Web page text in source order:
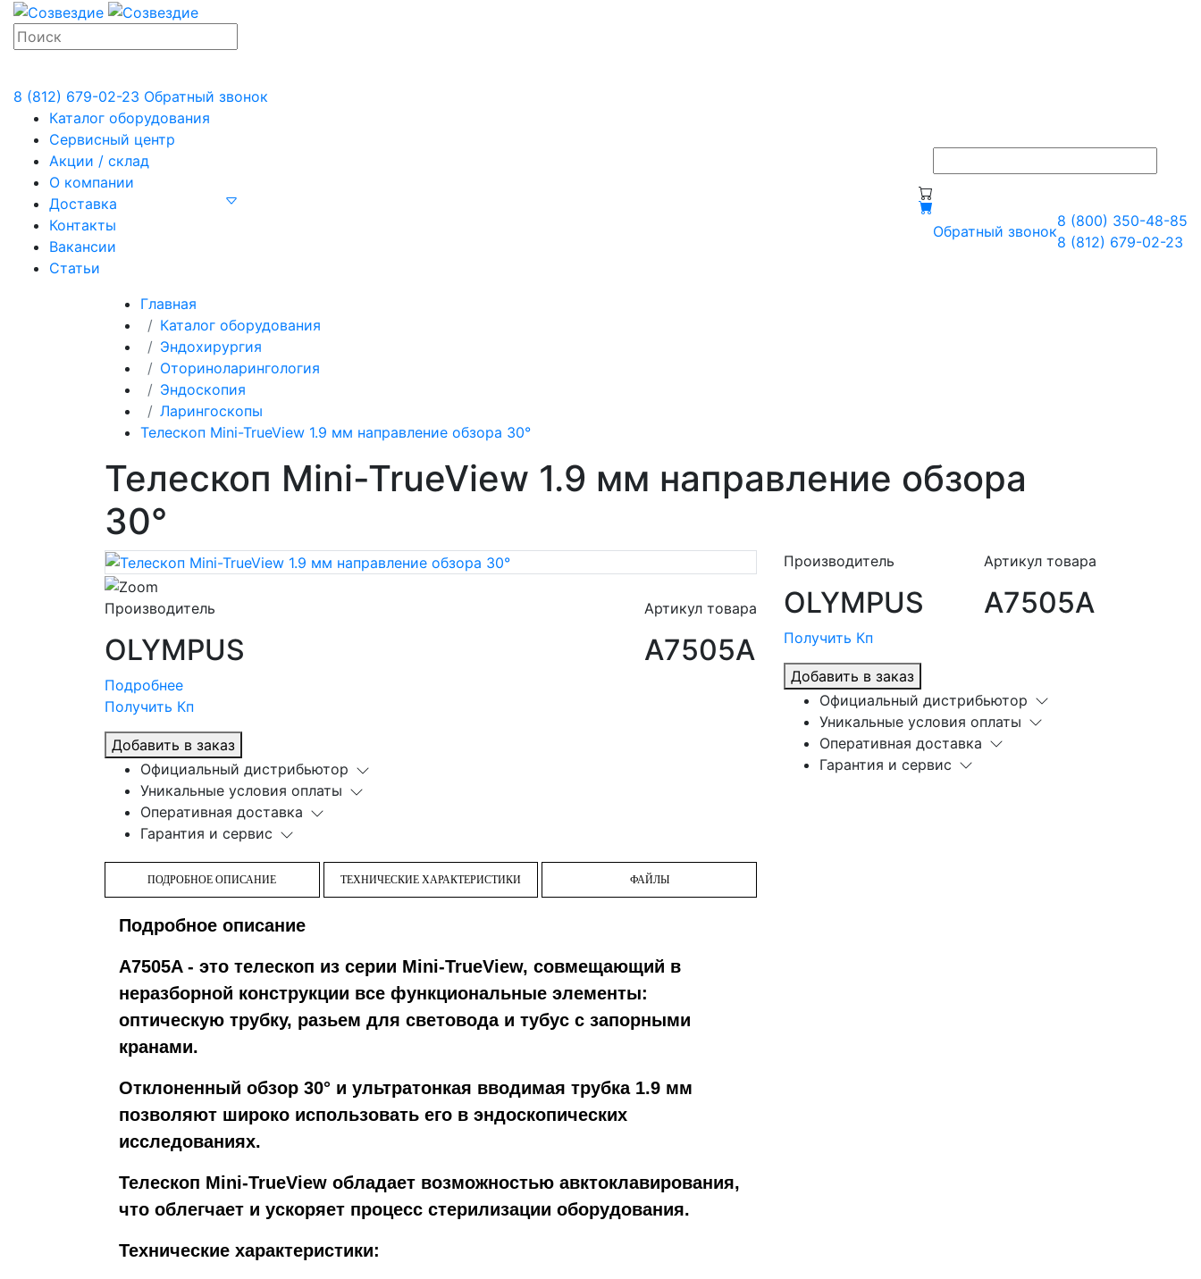
8 (812) 679-02-23 Обратный звонок
Каталог оборудования
Сервисный центр
Акции / склад
О компании
Доставка
Контакты
Вакансии
Статьи
Обратный звонок
8 (800) 350-48-85
8 (812) 679-02-23
Главная
Каталог оборудования
Эндохирургия
Оториноларингология
Эндоскопия
Ларингоскопы
Телескоп Mini-TrueView 1.9 мм направление обзора 30°
Телескоп Mini-TrueView 1.9 мм направление обзора
30°
Производитель
OLYMPUS
Артикул товара
A7505A
Подробнее
Получить Кп
Добавить в заказ
Официальный дистрибьютор
Уникальные условия оплаты
Оперативная доставка
Гарантия и сервис
ПОДРОБНОЕ ОПИСАНИЕ ТЕХНИЧЕСКИЕ ХАРАКТЕРИСТИКИ ФАЙЛЫ
Подробное описание
A7505A - это телескоп из серии Mini-TrueView, совмещающий в
неразборной конструкции все функциональные элементы:
оптическую трубку, разьем для световода и тубус с запорными
кранами.
Отклоненный обзор 30° и ультратонкая вводимая трубка 1.9 мм
позволяют широко использовать его в эндоскопических
исследованиях.
Телескоп Mini-TrueView обладает возможностью авктоклавирования,
что облегчает и ускоряет процесс стерилизации оборудования.
Технические характеристики:
Производитель
OLYMPUS
Артикул товара
A7505A
Получить Кп
Добавить в заказ
Официальный дистрибьютор
Уникальные условия оплаты
Оперативная доставка
Гарантия и сервис